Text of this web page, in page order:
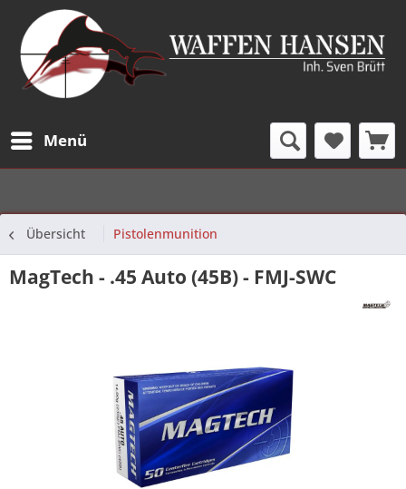
Menü
Übersicht Pistolenmunition
MagTech - .45 Auto (45B) - FMJ-SWC